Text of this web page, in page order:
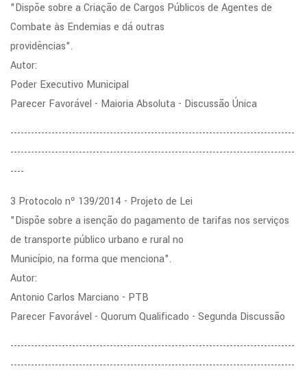
"Dispõe sobre a Criação de Cargos Públicos de Agentes de
Combate às Endemias e dá outras
providências".
Autor:
Poder Executivo Municipal
Parecer Favorável - Maioria Absoluta - Discussão Única
-----------------------------------------------------------------------------------
-----------------------------------------------------------------------------------
----
3 Protocolo nº 139/2014 - Projeto de Lei
"Dispõe sobre a isenção do pagamento de tarifas nos serviços
de transporte público urbano e rural no
Município, na forma que menciona".
Autor:
Antonio Carlos Marciano - PTB
Parecer Favorável - Quorum Qualificado - Segunda Discussão
-----------------------------------------------------------------------------------
-----------------------------------------------------------------------------------